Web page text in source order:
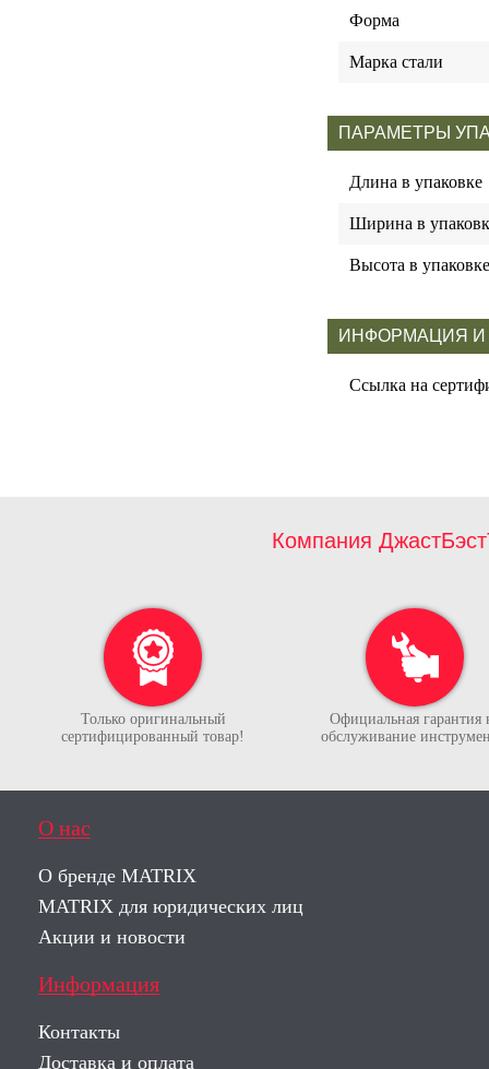
Форма
Марка стали
ПАРАМЕТРЫ
Длина в упаковке
Ширина в
Высота в упаковке
ИНФОРМАЦИЯ И
Ссылка на
Компания
Только оригинальный
сертифицированный товар!
Официальная гарантия
обслуживание
О нас
О бренде MATRIX
MATRIX для юридических лиц
Акции и новости
Информация
Контакты
Доставка и оплата